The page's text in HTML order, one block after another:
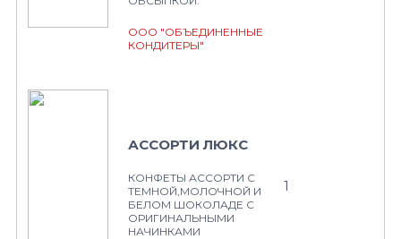
ООО "ОБЪЕДИНЕННЫЕ
КОНДИТЕРЫ"
АССОРТИ ЛЮКС
КОНФЕТЫ АССОРТИ С
ТЕМНОЙ,МОЛОЧНОЙ И
БЕЛОМ ШОКОЛАДЕ С
ОРИГИНАЛЬНЫМИ
НАЧИНКАМИ
1